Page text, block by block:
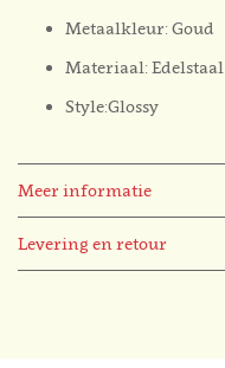
Metaalkleur: Goud
Materiaal: Edelstaal
Style:Glossy
Meer informatie
Levering en retour